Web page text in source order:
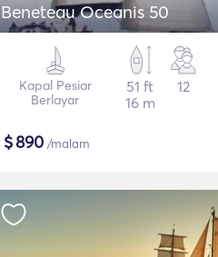
Beneteau Oceanis 50
Kapal Pesiar
Berlayar
51 ft
16 m
12
$890 /malam